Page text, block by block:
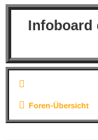
Infoboard
Foren-Übersicht